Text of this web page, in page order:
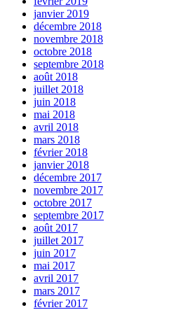
janvier 2019
décembre 2018
novembre 2018
octobre 2018
septembre 2018
août 2018
juillet 2018
juin 2018
mai 2018
avril 2018
mars 2018
février 2018
janvier 2018
décembre 2017
novembre 2017
octobre 2017
septembre 2017
août 2017
juillet 2017
juin 2017
mai 2017
avril 2017
mars 2017
février 2017